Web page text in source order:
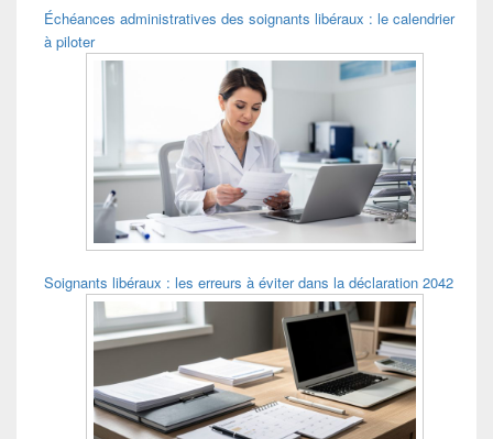
Échéances administratives des soignants libéraux : le calendrier
à piloter
Soignants libéraux : les erreurs à éviter dans la déclaration 2042